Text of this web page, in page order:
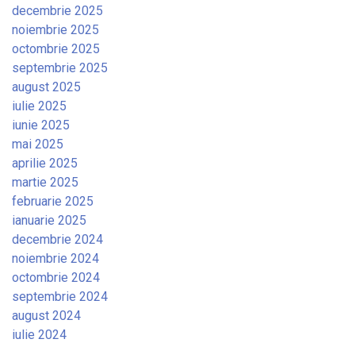
decembrie 2025
noiembrie 2025
octombrie 2025
septembrie 2025
august 2025
iulie 2025
iunie 2025
mai 2025
aprilie 2025
martie 2025
februarie 2025
ianuarie 2025
decembrie 2024
noiembrie 2024
octombrie 2024
septembrie 2024
august 2024
iulie 2024